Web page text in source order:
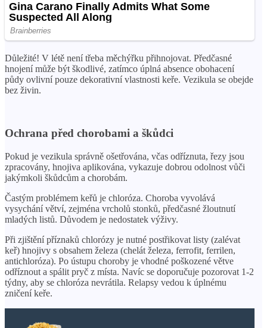
Důležité! V létě není třeba měchýřku přihnojovat. Předčasné
hnojení může být škodlivé, zatímco úplná absence obohacení
půdy ovlivní pouze dekorativní vlastnosti keře. Vezikula se obejde
bez živin.
Ochrana před chorobami a škůdci
Pokud je vezikula správně ošetřována, včas odříznuta, řezy jsou
zpracovány, hnojiva aplikována, vykazuje dobrou odolnost vůči
jakýmkoli škůdcům a chorobám.
Častým problémem keřů je chloróza. Choroba vyvolává
vysychání větví, zejména vrcholů stonků, předčasné žloutnutí
mladých listů. Důvodem je nedostatek výživy.
Při zjištění příznaků chlorózy je nutné postřikovat listy (zalévat
keř) hnojivy s obsahem železa (chelát železa, ferrofit, ferrilen,
antichloróza). Po ústupu choroby je vhodné poškozené větve
odříznout a spálit pryč z místa. Navíc se doporučuje pozorovat 1-2
týdny, aby se chloróza nevrátila. Relapsy vedou k úplnému
zničení keře.